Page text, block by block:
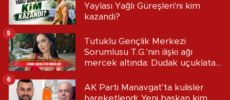
Yaylası Yağlı Güreşleri'ni kim
kazandı?
Tutuklu Gençlik Merkezi
Sorumlusu T.G.’nin ilişki ağı
mercek altında: Dudak uçuklatan
5
AK Parti Manavgat’ta kulisler
6